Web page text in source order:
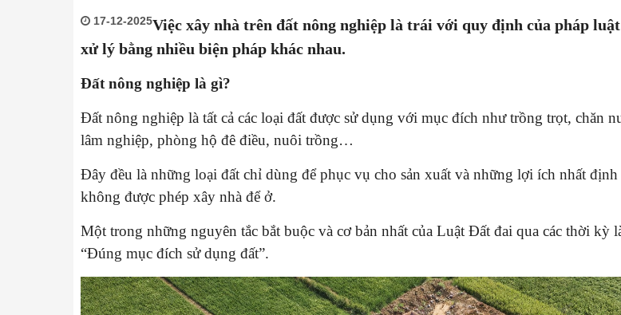
17-12-2025Việc xây nhà trên đất nông nghiệp là trái với quy định của pháp luật
xử lý bằng nhiều biện pháp khác nhau.
Đất nông nghiệp là gì?
Đất nông nghiệp là tất cả các loại đất được sử dụng với mục đích như trồng trọt, chăn
lâm nghiệp, phòng hộ đê điều, nuôi trồng…
Đây đều là những loại đất chỉ dùng để phục vụ cho sản xuất và những lợi ích nhất định
không được phép xây nhà để ở.
Một trong những nguyên tắc bắt buộc và cơ bản nhất của Luật Đất đai qua các thời kỳ
“Đúng mục đích sử dụng đất”.